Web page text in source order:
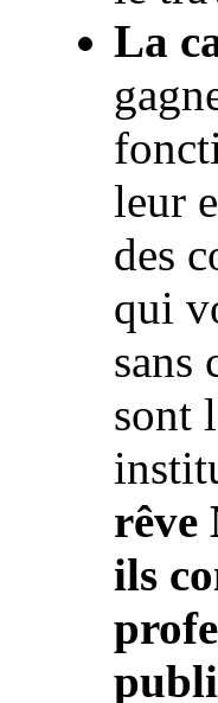
La
leur
des
qui
sans
sont
rêve
ils